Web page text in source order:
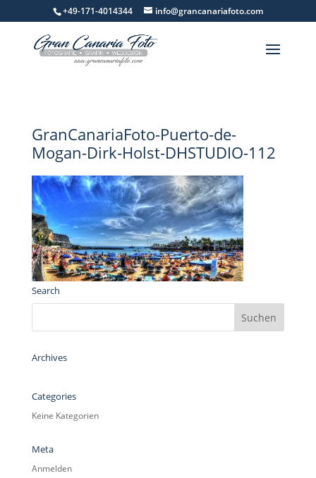
+49-171-4014344 info@grancanariafoto.com
GranCanariaFoto-Puerto-de-
Mogan-Dirk-Holst-DHSTUDIO-112
Search
Archives
Categories
Keine Kategorien
Meta
Anmelden